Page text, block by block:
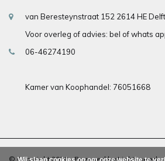
van Beresteynstraat 152 2614 HE Delft
Voor overleg of advies: bel of whats
06-46274190
Kamer van Koophandel: 76051668
© Copyright 2026 - Powered byLightspeed-